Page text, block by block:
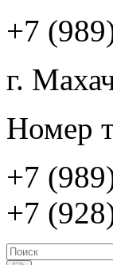
+7
г.
Номер
+7
+7